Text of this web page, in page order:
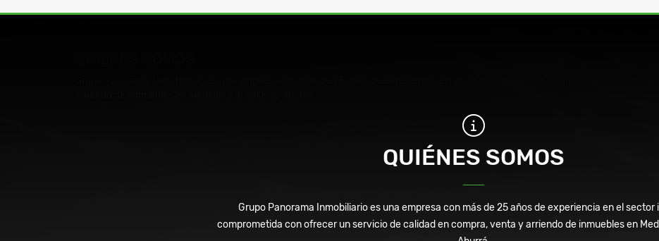
$350.000.000
$830.000.000
$270.000.000
QUIÉNES SOMOS
Grupo Panorama Inmobiliario es una empresa con más de 25 años de experiencia en el sector
comprometida con ofrecer un servicio de calidad en compra, venta y arriendo de inmuebles en